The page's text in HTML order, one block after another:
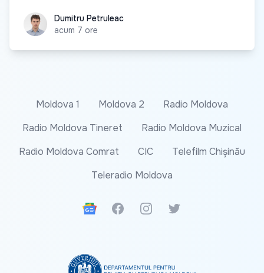
Dumitru Petruleac
Dumitru Petruleac
acum 7 ore
Moldova 1 Moldova 2
Radio Moldova
Radio Moldova Tineret
Radio Moldova Muzical
Radio Moldova Comrat
CIC
Telefilm Chișinău
Teleradio Moldova
Google News
FacebookInstagramTwitter